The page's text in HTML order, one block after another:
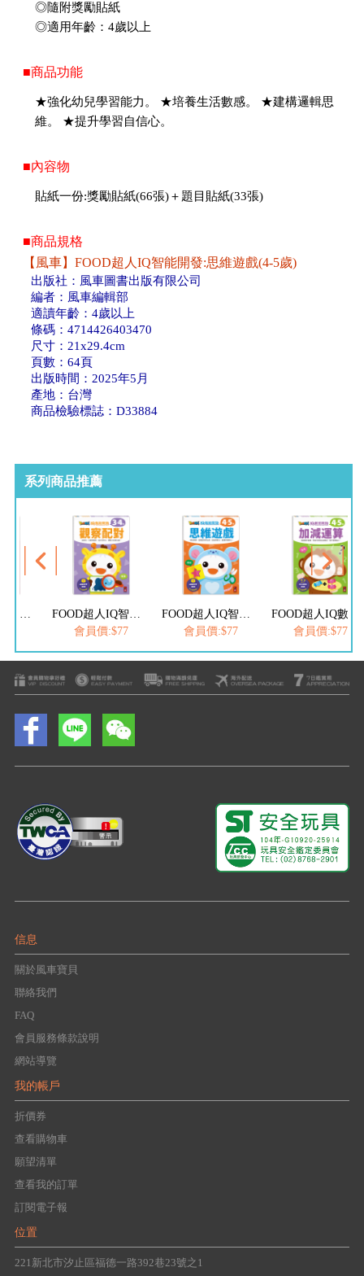
◎隨附獎勵貼紙
◎適用年齡：4歲以上
■商品功能
★強化幼兒學習能力。 ★培養生活數感。 ★建構邏輯思
維。 ★提升學習自信心。
■內容物
貼紙一份:獎勵貼紙(66張)＋題目貼紙(33張)
■商品規格
【風車】FOOD超人IQ智能開發:思維遊戲(4-5歲)
出版社：風車圖書出版有限公司
編者：風車編輯部
適讀年齡：4歲以上
條碼：4714426403470
尺寸：21x29.4cm
頁數：64頁
出版時間：2025年5月
產地：台灣
商品檢驗標誌：D33884
系列商品推薦
會員價:$77
會員價:$77
會員價:$77
信息
關於風車寶貝
聯絡我們
FAQ
會員服務條款說明
網站導覽
我的帳戶
折價券
查看購物車
願望清單
查看我的訂單
訂閱電子報
位置
221新北市汐止區福德一路392巷23號之1